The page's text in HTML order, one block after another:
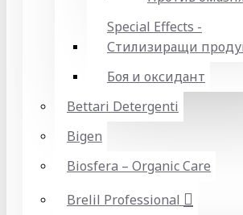
Special Effects -
Стилизиращи
Боя и оксидант
Bettari Detergenti
Bigen
Biosfera – Organic Care
Brelil Professional